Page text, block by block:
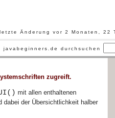
letzte Änderung vor 2 Monaten, 22
javabeginners.de durchsuchen
zugreift.
mit allen enthaltenen
dabei der Übersichtlichkeit halber